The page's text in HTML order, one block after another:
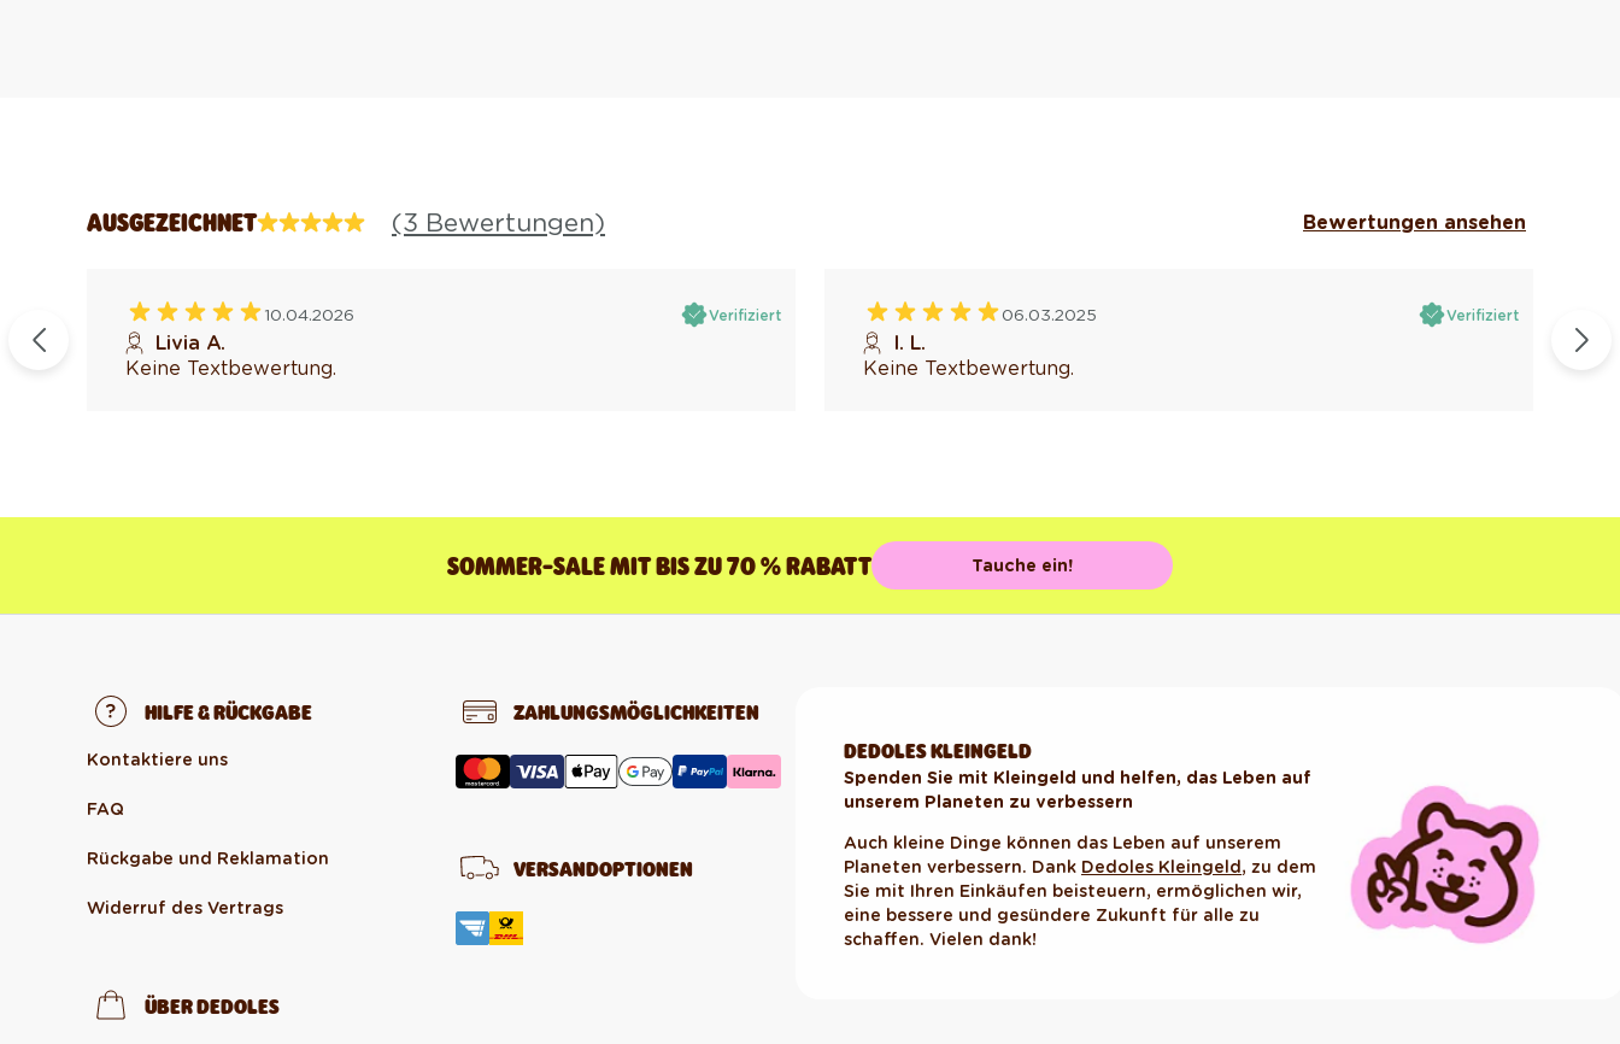
AUSGEZEICHNET (3 Bewertungen) Bewertungen ansehen
10.04.2026 Verifiziert
Livia A.
Keine Textbewertung.
06.03.2025 Verifiziert
I. L.
Keine Textbewertung.
SOMMER-SALE MIT BIS ZU 70 % RABATT Tauche ein!
HILFE & RÜCKGABE
Kontaktiere uns
FAQ
Rückgabe und Reklamation
Widerruf des Vertrags
ÜBER DEDOLES
ZAHLUNGSMÖGLICHKEITEN
VERSANDOPTIONEN
DEDOLES KLEINGELD
Spenden Sie mit Kleingeld und helfen, das Leben auf
unserem Planeten zu verbessern
Auch kleine Dinge können das Leben auf unserem
Planeten verbessern. Dank Dedoles Kleingeld, zu dem
Sie mit Ihren Einkäufen beisteuern, ermöglichen wir,
eine bessere und gesündere Zukunft für alle zu
schaffen. Vielen dank!